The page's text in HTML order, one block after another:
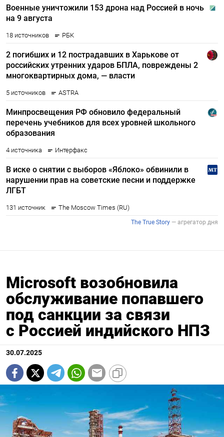
Microsoft возобновила
обслуживание попавшего
под санкции за связи
с Россией индийского НПЗ
30.07.2025